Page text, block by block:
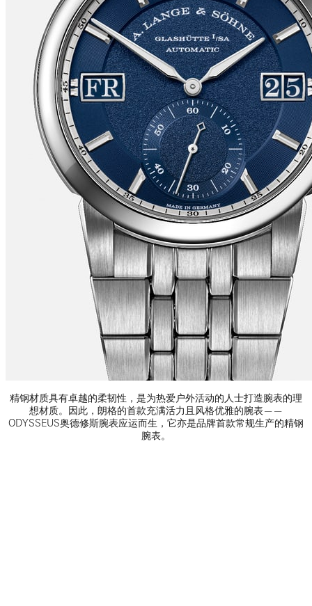
精钢材质具有卓越的柔韧性，是为热爱户外活动的人士打造腕表的理
想材质。因此，朗格的首款充满活力且风格优雅的腕表——
ODYSSEUS奥德修斯腕表应运而生，它亦是品牌首款常规生产的精钢
腕表。